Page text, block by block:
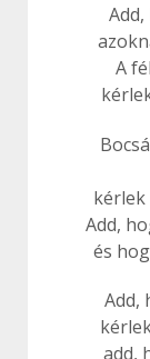
A
Add,
és
Add,
add,